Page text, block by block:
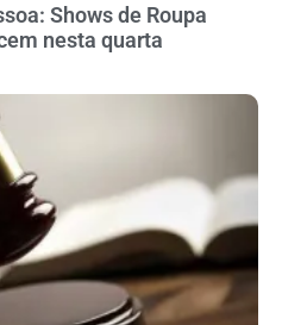
Shows de Roupa
nesta quarta